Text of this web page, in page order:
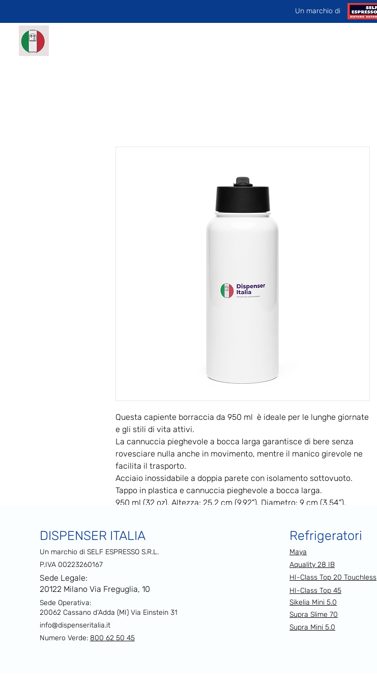
Un marchio di
Questa capiente borraccia da 950 ml è ideale per le lunghe giornate
e gli stili di vita attivi.
La cannuccia pieghevole a bocca larga garantisce di bere senza
rovesciare nulla anche in movimento, mentre il manico girevole ne
facilita il trasporto.
Acciaio inossidabile a doppia parete con isolamento sottovuoto.
Tappo in plastica e cannuccia pieghevole a bocca larga.
950 ml (32 oz). Altezza: 25,2 cm (9,92"). Diametro: 9 cm (3,54").
Dotata di inserto antiscivolo.
DISPENSER ITALIA
Un marchio di SELF ESPRESSO S.R.L.
P.IVA 00223260167
Sede Legale:
20122 Milano Via Freguglia, 10
Sede Operativa:
20062 Cassano d’Adda (MI) Via Einstein 31
info@dispenseritalia.it
Numero Verde: 800 62 50 45
Refrigeratori
Maya
Aquality 28 IB
HI-Class Top 20 Touchless
HI-Class Top 45
Sikelia Mini 5.0
Supra Slime 70
Supra Mini 5.0